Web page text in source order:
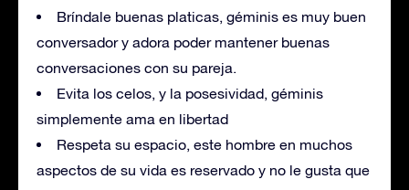
Bríndale buenas platicas, géminis es muy buen
conversador y adora poder mantener buenas
conversaciones con su pareja.
Evita los celos, y la posesividad, géminis
simplemente ama en libertad
Respeta su espacio, este hombre en muchos
aspectos de su vida es reservado y no le gusta que